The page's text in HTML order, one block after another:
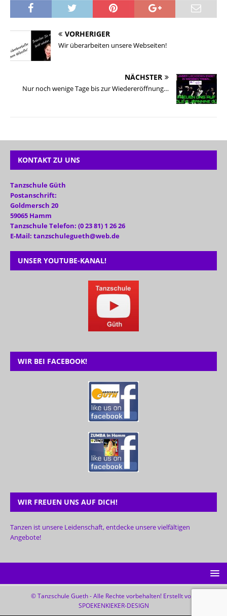
VORHERIGER
Wir überarbeiten unsere Webseiten!
NÄCHSTER
Nur noch wenige Tage bis zur Wiedereröffnung…
KONTAKT ZU UNS
Tanzschule Güth
Postanschrift:
Goldmersch 20
59065 Hamm
Tanzschule Telefon: (0 23 81) 1 26 26
E-Mail: tanzschulegueth@web.de
UNSER YOUTUBE-KANAL!
WIR BEI FACEBOOK!
WIR FREUEN UNS AUF DICH!
Tanzen ist unsere Leidenschaft, entdecke unsere vielfältigen
Angebote!
© Tanzschule Gueth - Alle Rechte vorbehalten! Erstellt von:
SPOEKENKIEKER-DESIGN